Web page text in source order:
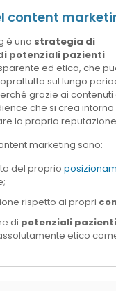
content
è una strategia di
potenziali pazienti
ed etica, che
sul lungo
grazie ai
che si crea intorno
la propria
marketing sono:
del proprio
rispetto ai propri
di potenziali
etico